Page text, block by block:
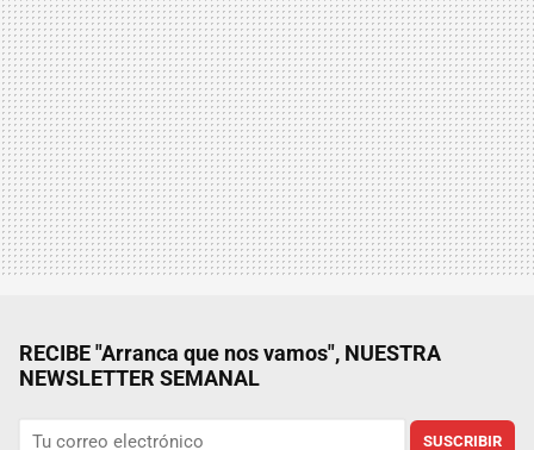
RECIBE "Arranca que nos vamos", NUESTRA
NEWSLETTER SEMANAL
SUSCRIBIR